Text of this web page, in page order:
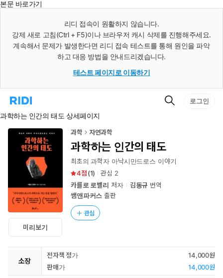
본문 바로가기
리디 접속이 원활하지 않습니다.
강제 새로 고침(Ctrl + F5)이나 브라우저 캐시 삭제를 진행해주세요.
계속해서 문제가 발생한다면 리디 접속 테스트를 통해 원인을 파악
하고 대응 방법을 안내드리겠습니다.
테스트 페이지로 이동하기
리
홈
로
검
로그인
과학하는 인간의 태도 상세페이지
미리보기
과학 자연과학
과학하는 인간의 태도
최초의 과학자 아낙시만드로스 이야기
4
(1) 관심 2
카를로 로벨리 저자 김동규 번역
쌤앤파커스 출판
관심
소장
전자책 정가
14,000원
판매가
14,000원